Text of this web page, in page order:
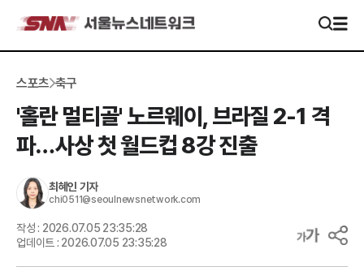
스포츠 축구
'홀란 멀티골' 노르웨이, 브라질 2-1 격
파…사상 첫 월드컵 8강 진출
최혜인 기자
chi0511@seoulnewsnetwork.com
작성 : 2026.07.05 23:35:28
업데이트 : 2026.07.05 23:35:28